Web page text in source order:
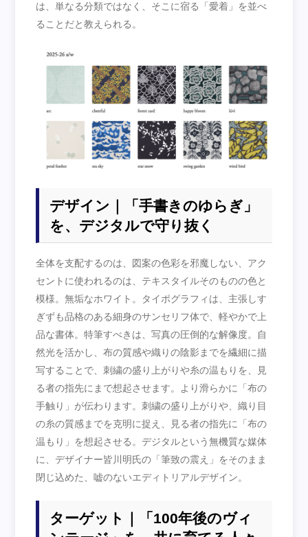
は、単なる分類ではなく、そこに宿る「愛着」を並べ
ることだと教えられる。
デザイン｜「手書きのゆらぎ」
を、デジタルで守り抜く
全体を支配するのは、図案の色彩を邪魔しない、アク
セントに使われるのは、テキスタイルそのものの色と
模様。無垢なホワイト。タイポグラフィは、主張しす
ぎずも品格のある細身のサンセリフ体で、軽やかで上
品な書体。特筆すべきは、写真の圧倒的な解像度。自
然光を活かし、布の質感や織りの陰影までを繊細に描
写することで、刺繍の盛り上がりや糸の温もりを、見
る者の指先にまで想起させます。より滑らかに「布の
手触り」が伝わります。刺繍の盛り上がりや、織り目
の糸の質感までを克明に捉え、見る者の指先に「布の
温もり」を想起させる。デジタルという無機質な媒体
に、デザイナー皆川明氏の「筆致の震え」をそのまま
閉じ込めた、嘘のないエディトリアルデザイン。
ターゲット｜「100年後のヴィ